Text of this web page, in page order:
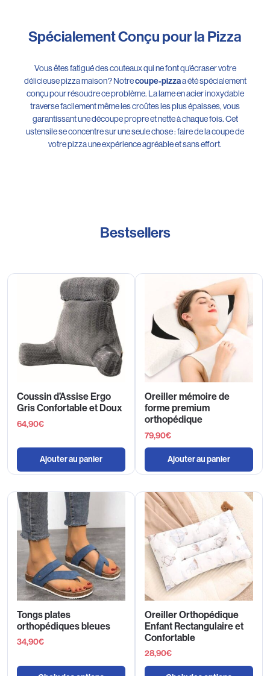
Spécialement Conçu pour la Pizza
Vous êtes fatigué des couteaux qui ne font qu’écraser votre
délicieuse pizza maison ? Notrecoupe-pizzaa été spécialement
conçu pour résoudre ce problème. La lame en acier inoxydable
traverse facilement même les croûtes les plus épaisses, vous
garantissant une découpe propre et nette à chaque fois. Cet
ustensile se concentre sur une seule chose : faire de la coupe de
votre pizza une expérience agréable et sans effort.
Bestsellers
Coussin d’Assise Ergo
Gris Confortable et Doux
64,90€
Ajouter au panier
Oreiller mémoire de
forme premium
orthopédique
79,90€
Ajouter au panier
Tongs plates
orthopédiques bleues
34,90€
Oreiller Orthopédique
Enfant Rectangulaire et
Confortable
28,90€